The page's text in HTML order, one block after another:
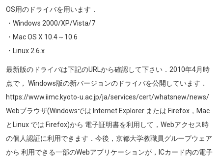
OS用のドライバを用います．
・Windows 2000/XP/Vista/7
・Mac OS X 10.4～10.6
・Linux 2.6.x
最新版のドライバは下記のURLから確認して下さい．2010年4月時
点で， Windows版の新バージョンのドライバを公開しています．
https://www.iimc.kyoto-u.ac.jp/ja/services/cert/whatsnew/news/
Webブラウザ(Windowsでは Internet Explorer または Firefox，Mac
とLinux では Firefox)から 電子証明書を利用して，Webアクセス時
の個人認証に利用できます．今後，京都大学教職員グループウェア
から 利用できる一部のWebアプリケーションが，ICカード内の電子